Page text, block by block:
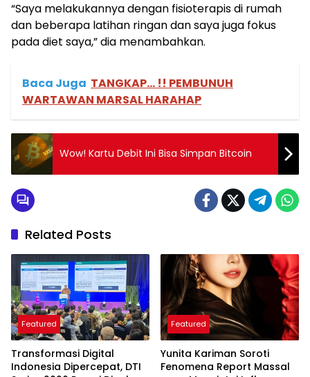
“Saya melakukannya dengan fisioterapis di rumah
dan beberapa latihan ringan dan saya juga fokus
pada diet saya,” dia menambahkan.
Baca Juga TANGKAP… !! PEMBUNUH
WARTAWAN MARSAL HARAHAP
Wow! Kartu Debit Ini Bisa Simpan Bitcoin
Related Posts
Featured
Transformasi Digital
Indonesia Dipercepat, DTI
Featured
Yunita Kariman Soroti
Fenomena Report Massal